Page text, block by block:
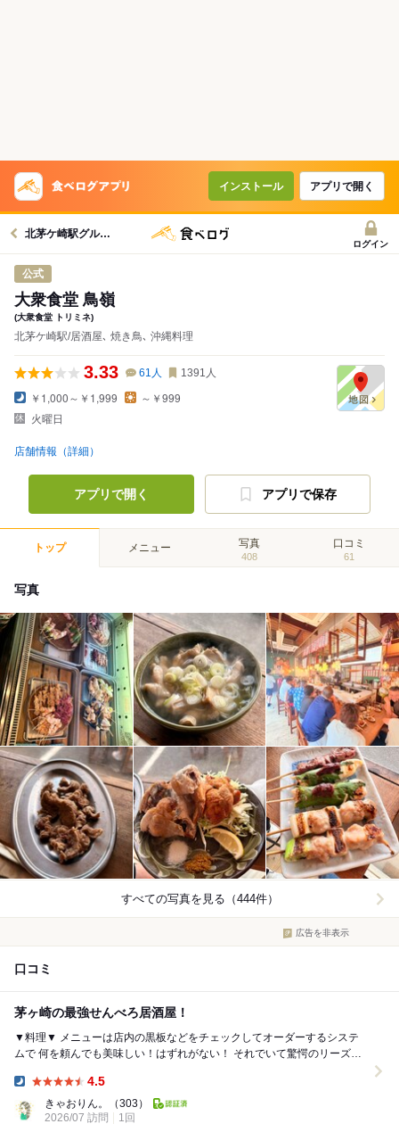
インストール アプリで開く
北茅ケ崎駅グルメへ
ログイン
公式
大衆食堂 鳥嶺
(大衆食堂 トリミネ)
北茅ケ崎駅/居酒屋､ 焼き鳥､ 沖縄料理
3.33 61 人 1391 人
￥1,000～￥1,999
～￥999
火曜日
店舗情報（詳細）
アプリで開く アプリで保存
トップ メニュー 写真
408
口コミ
61
写真
すべての写真を見る（444件）
広告を非表示
口コミ
茅ヶ崎の最強せんべろ居酒屋！
▼料理▼ メニューは店内の黒板などをチェックしてオーダーするシステ
ムで 何を頼んでも美味しい！はずれがない！ それでいて驚愕のリーズナ
4.5
きゃおりん。
（303）
2026/07 訪問
1回